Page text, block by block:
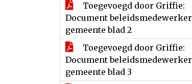
Toegevoegd door Griffie:
Document beleidsmedewerker
gemeente blad 2
Toegevoegd door Griffie:
Document beleidsmedewerker
gemeente blad 3